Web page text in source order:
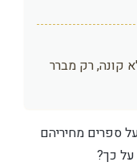
קונה, רק מברר
ספרים מחיריהם
על כך?